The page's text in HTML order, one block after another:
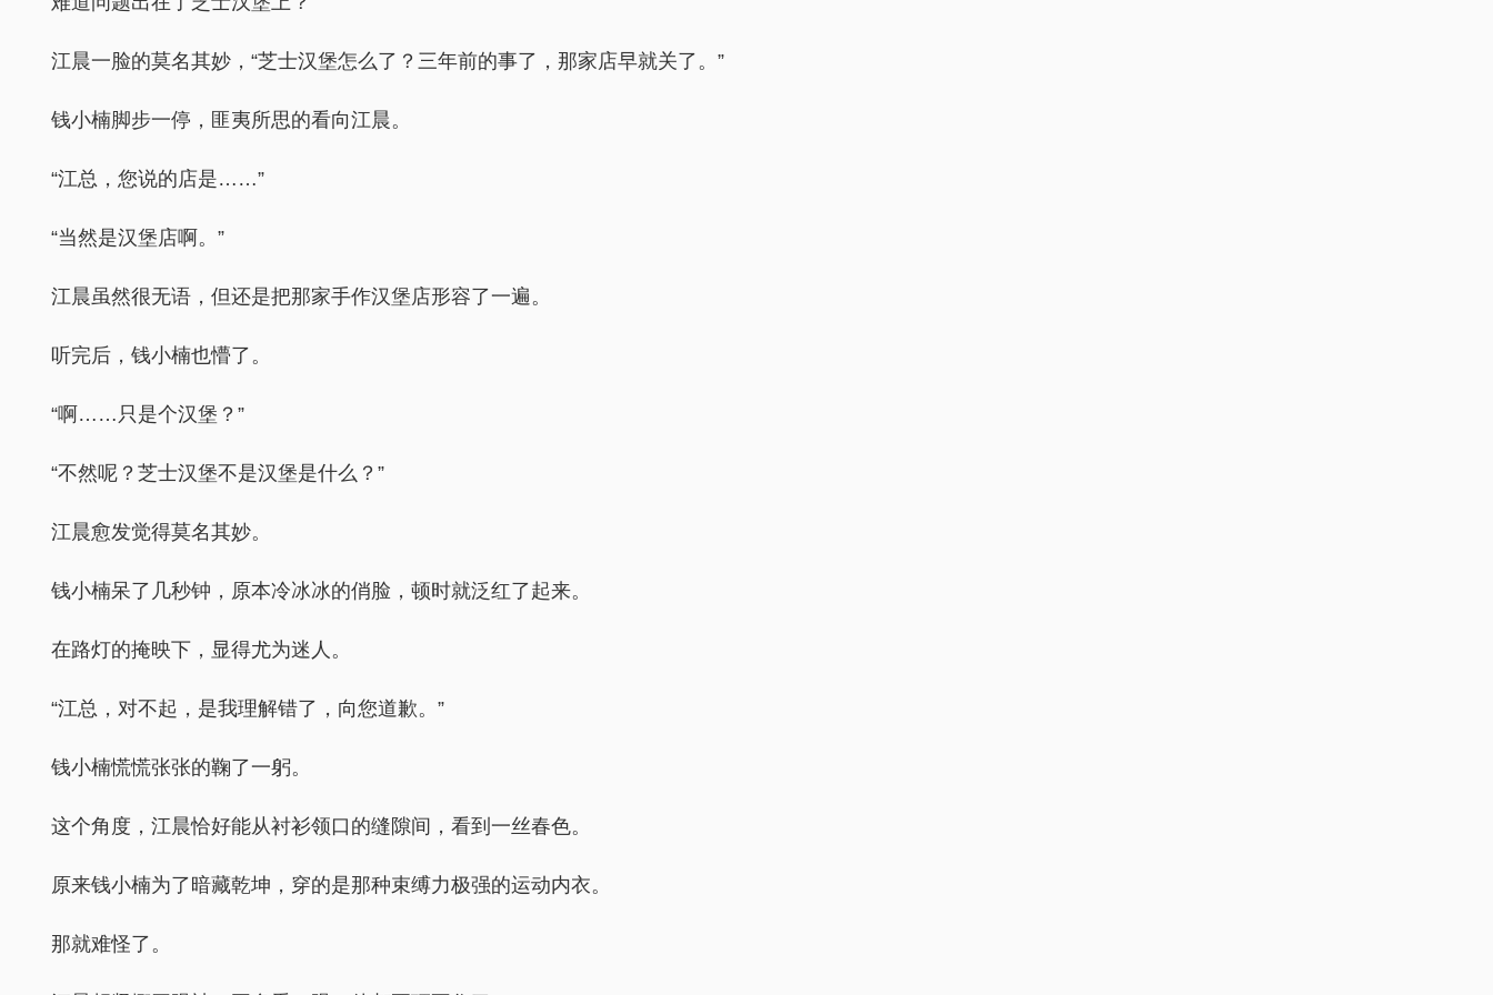
江晨一脸的莫名其妙，“芝士汉堡怎么了？三年前的事了，那家店早就关了。”
钱小楠脚步一停，匪夷所思的看向江晨。
“江总，您说的店是……”
“当然是汉堡店啊。”
江晨虽然很无语，但还是把那家手作汉堡店形容了一遍。
听完后，钱小楠也懵了。
“啊……只是个汉堡？”
“不然呢？芝士汉堡不是汉堡是什么？”
江晨愈发觉得莫名其妙。
钱小楠呆了几秒钟，原本冷冰冰的俏脸，顿时就泛红了起来。
在路灯的掩映下，显得尤为迷人。
“江总，对不起，是我理解错了，向您道歉。”
钱小楠慌慌张张的鞠了一躬。
这个角度，江晨恰好能从衬衫领口的缝隙间，看到一丝春色。
原来钱小楠为了暗藏乾坤，穿的是那种束缚力极强的运动内衣。
那就难怪了。